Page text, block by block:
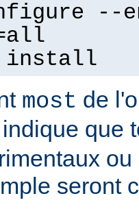
--
install
most de
indique que
seront